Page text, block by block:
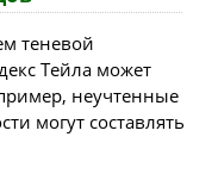
теневой
Тейла может
неучтенные
могут составлять